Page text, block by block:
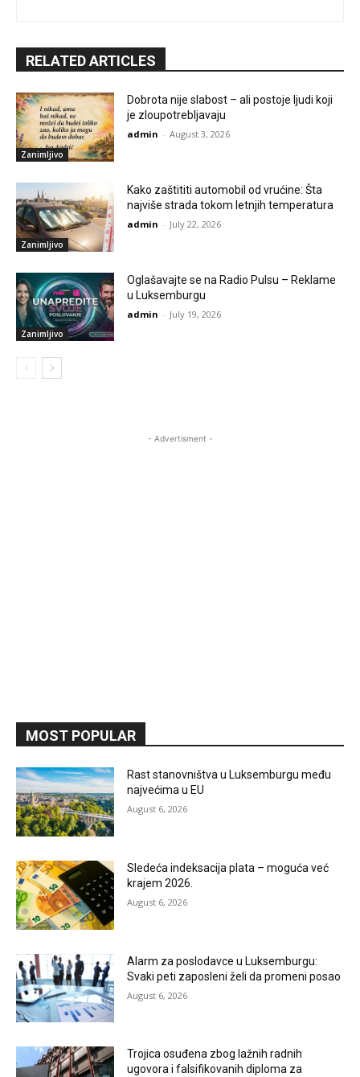
RELATED ARTICLES
Zanimljivo
Dobrota nije slabost – ali postoje ljudi koji
je zloupotrebljavaju
admin - August 3, 2026
Zanimljivo
Kako zaštititi automobil od vrućine: Šta
najviše strada tokom letnjih temperatura
admin - July 22, 2026
Zanimljivo
Oglašavajte se na Radio Pulsu – Reklame
u Luksemburgu
admin - July 19, 2026
- Advertisment -
MOST POPULAR
Rast stanovništva u Luksemburgu među
najvećima u EU
August 6, 2026
Sledeća indeksacija plata – moguća već
krajem 2026.
August 6, 2026
Alarm za poslodavce u Luksemburgu:
Svaki peti zaposleni želi da promeni posao
August 6, 2026
Trojica osuđena zbog lažnih radnih
ugovora i falsifikovanih diploma za